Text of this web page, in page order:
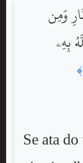
وَمِن
بِهِۦ
Se ata